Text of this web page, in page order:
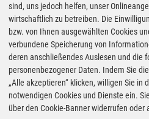
2.209€
gestern 18:10 Uhr
ARAL
Zuckerfabrik 1, 39343
ganztägig geöffnet
Entfernung: ca. 6.6 km *
2.209€
gestern 17:10 Uhr
ARAL
Poststraße 5, 38350
ganztägig geöffnet
sind, uns jedoch helfen, unser
wirtschaftlich zu betreiben. Die
bzw. von Ihnen ausgewählten Cookies
verbundene Speicherung von
deren anschließendes Auslesen und die
personenbezogener Daten. Indem Sie
„Alle akzeptieren“ klicken, willigen Sie in
notwendigen Cookies und Dienste ein.
über den Cookie-Banner widerrufen oder